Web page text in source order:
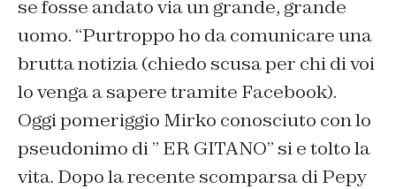
se fosse andato via un grande, grande
uomo. “Purtroppo ho da comunicare una
brutta notizia (chiedo scusa per chi di voi
lo venga a sapere tramite Facebook).
Oggi pomeriggio Mirko conosciuto con lo
pseudonimo di ” ER GITANO” si e tolto la
vita. Dopo la recente scomparsa di Pepy